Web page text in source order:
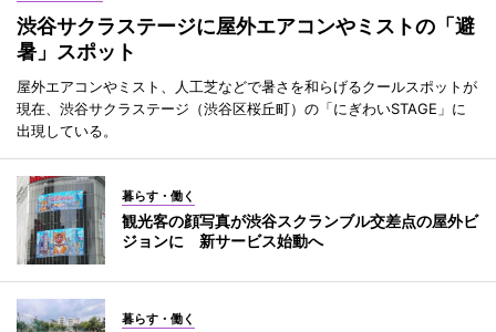
渋谷サクラステージに屋外エアコンやミストの「避
暑」スポット
屋外エアコンやミスト、人工芝などで暑さを和らげるクールスポットが
現在、渋谷サクラステージ（渋谷区桜丘町）の「にぎわいSTAGE」に
出現している。
暮らす・働く
観光客の顔写真が渋谷スクランブル交差点の屋外ビ
ジョンに 新サービス始動へ
暮らす・働く